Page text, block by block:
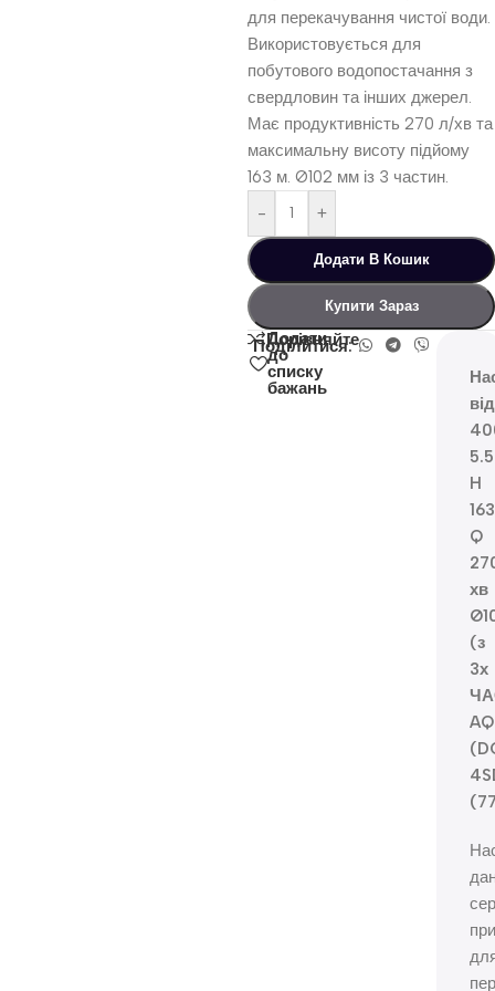
для перекачування чистої води.
Використовується для
побутового водопостачання з
свердловин та інших джерел.
Має продуктивність 270 л/хв та
максимальну висоту підйому
163 м. Ø102 мм із 3 частин.
-
+
Додати В Кошик
Купити Зараз
Порівняйте
Додати
до
списку
бажань
Поділитися:
H
Q
хв
(з
3х